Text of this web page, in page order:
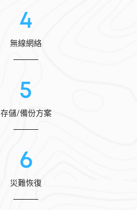
4
無線網絡
5
存儲/備份方案
6
災難恢復